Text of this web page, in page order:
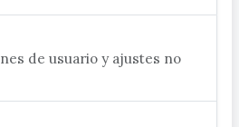
de usuario y ajustes no